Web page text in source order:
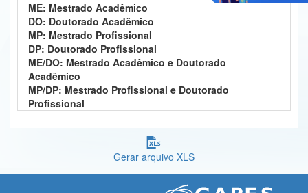
Controladoria-Geral da União
Ministério da Mulher, da Família e dos Direitos Humanos
Secretaria-Geral
Secretaria de Governo
Banco Central do Brasil
ME: Mestrado Acadêmico
DO: Doutorado Acadêmico
MP: Mestrado Profissional
DP: Doutorado Profissional
ME/DO: Mestrado Acadêmico e Doutorado
Acadêmico
MP/DP: Mestrado Profissional e Doutorado
Profissional
Gerar arquivo XLS